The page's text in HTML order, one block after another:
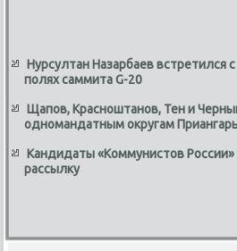
Нурсултан Назарбаев встретился
полях саммита G-20
Щапов, Красноштанов, Тен и
одномандатным округам
Кандидаты «Коммунистов
рассылку